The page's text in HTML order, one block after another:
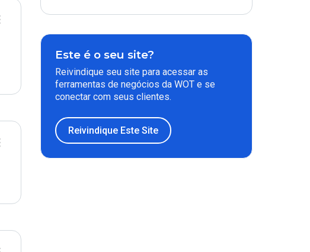
Este é o seu site?
Reivindique seu site para acessar as
ferramentas de negócios da WOT e se
conectar com seus clientes.
Reivindique Este Site